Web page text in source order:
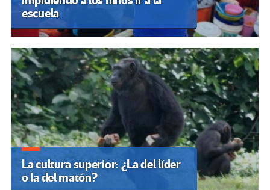
escuela
La cultura superior: ¿La del líder
o la del matón?